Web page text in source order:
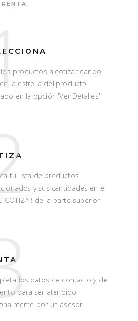
los productos a cotizar dando
la estrella del producto
en la opción 'Ver Detalles'
tu lista de productos
y sus cantidades en el
COTIZAR de la parte superior.
los datos de contacto y de
para ser atendido
por un asesor.